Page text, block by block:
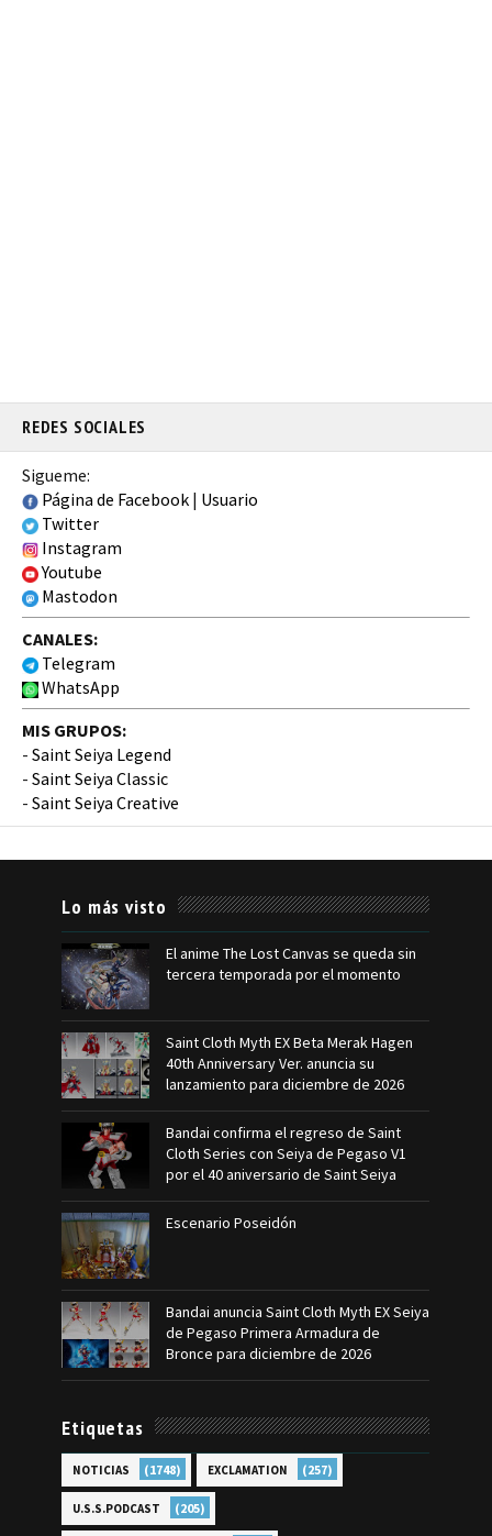
REDES SOCIALES
Sigueme:
Página de Facebook | Usuario
Twitter
Instagram
Youtube
Mastodon
CANALES:
Telegram
WhatsApp
MIS GRUPOS:
- Saint Seiya Legend
- Saint Seiya Classic
- Saint Seiya Creative
Lo más visto
El anime The Lost Canvas se queda sin
tercera temporada por el momento
Saint Cloth Myth EX Beta Merak Hagen
40th Anniversary Ver. anuncia su
lanzamiento para diciembre de 2026
Bandai confirma el regreso de Saint
Cloth Series con Seiya de Pegaso V1
por el 40 aniversario de Saint Seiya
Escenario Poseidón
Bandai anuncia Saint Cloth Myth EX Seiya
de Pegaso Primera Armadura de
Bronce para diciembre de 2026
Etiquetas
NOTICIAS (1748) EXCLAMATION (257)
U.S.S.PODCAST (205)